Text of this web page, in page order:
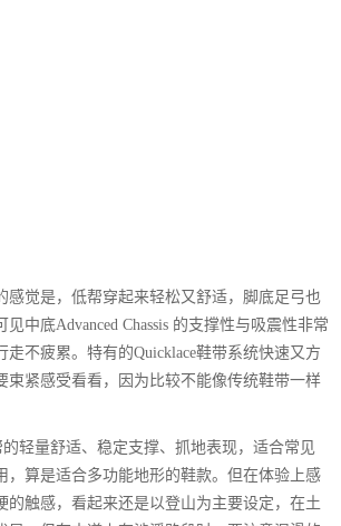
感觉是，低帮穿起来轻松又舒适，脚底足弓也
中底Advanced Chassis 的支撑性与吸震性非常
走不疲累。特有的Quicklace鞋带系统快速又方
束紧感受看看，因为比较不能像传统鞋带一样
轻量舒适、稳定支撑、抓地表现，适合常见
，算是适合多功能地形的鞋款。但在体验上感
的触感，看起来还是以登山为主要设定，在土